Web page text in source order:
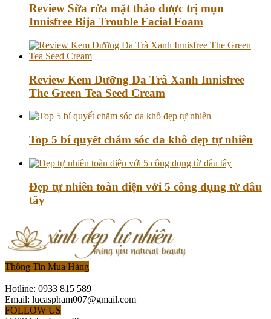
Review Sữa rửa mặt thảo dược trị mụn
Innisfree Bija Trouble Facial Foam
Review Kem Dưỡng Da Trà Xanh Innisfree
The Green Tea Seed Cream
Top 5 bí quyết chăm sóc da khô đẹp tự nhiên
Đẹp tự nhiên toàn diện với 5 công dụng từ dâu
tây
Thông Tin Mua Hàng
Hotline: 0933 815 589
Email: lucaspham007@gmail.com
FOLLOW US